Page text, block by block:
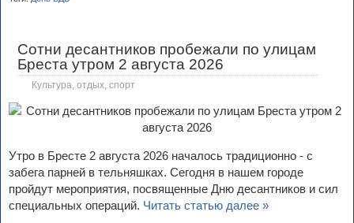
Сотни десантников пробежали по улицам
Бреста утром 2 августа 2026
Культура, отдых, спорт
Утро в Бресте 2 августа 2026 началось традиционно - с
забега парней в тельняшках. Сегодня в нашем городе
пройдут мероприятия, посвященные Дню десантников и сил
специальных операций. Читать статью далее »